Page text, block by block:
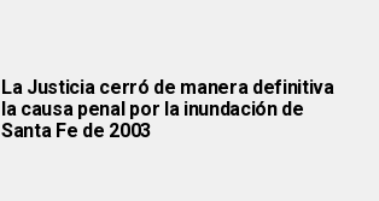
La Justicia cerró de manera definitiva
la causa penal por la inundación de
Santa Fe de 2003